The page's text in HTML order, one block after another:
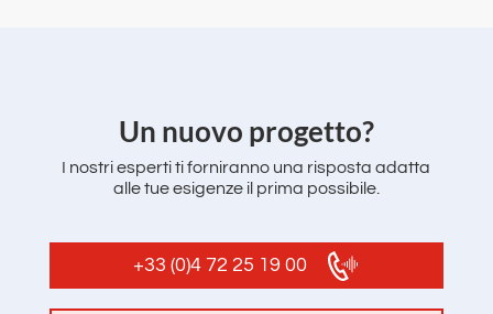
‌Un nuovo progetto?
I nostri esperti ti forniranno una risposta adatta
alle tue esigenze il prima possibile.
+33 (0)4 72 25 19 00